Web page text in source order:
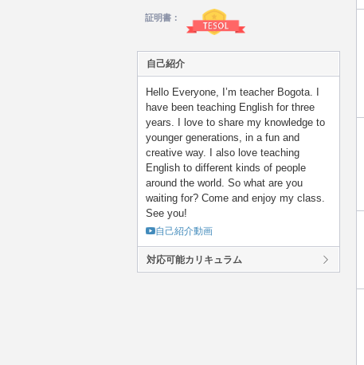
証明書：
自己紹介
Hello Everyone, I’m teacher Bogota. I
have been teaching English for three
years. I love to share my knowledge to
younger generations, in a fun and
creative way. I also love teaching
English to different kinds of people
around the world. So what are you
waiting for? Come and enjoy my class.
See you!
自己紹介動画
対応可能カリキュラム